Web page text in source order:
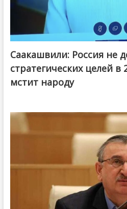
Саакашвили: Россия не
стратегических целей в
мстит народу